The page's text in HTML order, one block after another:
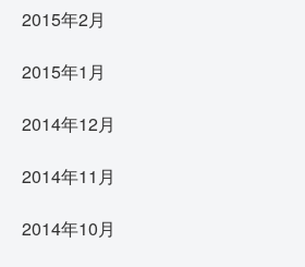
2015年2月
2015年1月
2014年12月
2014年11月
2014年10月